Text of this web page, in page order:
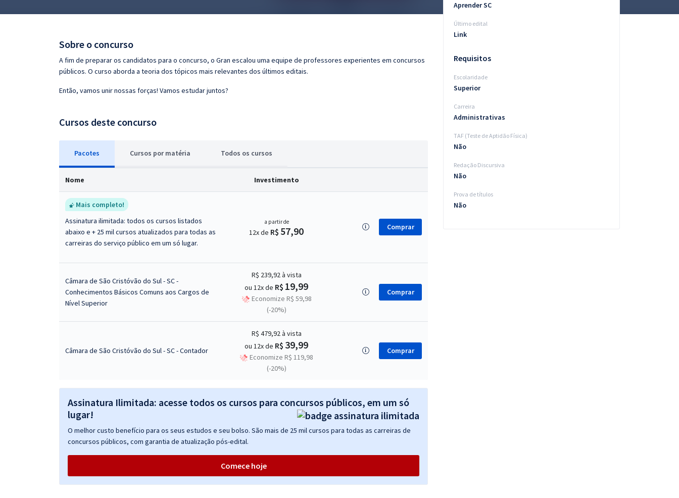
Conteúdo gratuito
Sobre o concurso
A fim de preparar os candidatos para o concurso, o Gran escalou uma equipe de professores experientes em concursos
públicos. O curso aborda a teoria dos tópicos mais relevantes dos últimos editais.
Então, vamos unir nossas forças! Vamos estudar juntos?
Cursos deste concurso
Pacotes Cursos por matéria Todos os cursos
Nome Investimento
Mais completo!
Assinatura ilimitada: todos os cursos listados
abaixo e + 25 mil cursos atualizados para todas as
carreiras do serviço público em um só lugar.
a partir de
12x de R$ 57,90 Comprar
Câmara de São Cristóvão do Sul - SC -
Conhecimentos Básicos Comuns aos Cargos de
Nível Superior
R$ 239,92à vista
ou 12x de R$ 19,99
Economize R$ 59,98
(-20%)
Comprar
Câmara de São Cristóvão do Sul - SC - Contador
R$ 479,92à vista
ou 12x de R$ 39,99
Economize R$ 119,98
(-20%)
Comprar
Assinatura Ilimitada: acesse todos os cursos para concursos públicos, em um só
lugar!
O melhor custo benefício para os seus estudos e seu bolso. São mais de 25 mil cursos para todas as carreiras de
concursos públicos, com garantia de atualização pós-edital.
Comece hoje
Aprender SC
Último edital
Link
Requisitos
Escolaridade
Superior
Carreira
Administrativas
TAF (Teste de Aptidão Física)
Não
Redação Discursiva
Não
Prova de títulos
Não